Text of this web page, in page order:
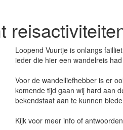
Loopend Vuurtje is onlangs
ieder die hier een wandelreis
Voor de wandelliefhebber is er
komende tijd gaan wij hard aan
bekendstaat aan te kunnen
Kijk voor meer info of